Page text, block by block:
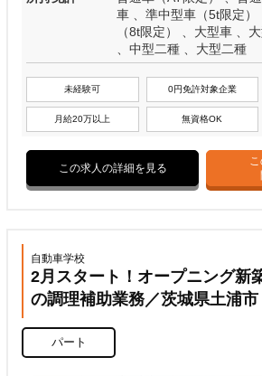
車 、準中型車（5t限定
（8t限定） 、大型車 、
、中型二種 、大型二種
未経験可 0円免許対象企業
月給20万以上 無資格OK
この求人の詳細を見る
自動車学校
2月スタート！オープニング新
の調理補助業務／茨城県土浦市
パート